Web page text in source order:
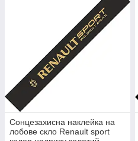
Сонцезахисна наклейка на
лобове скло Renault sport